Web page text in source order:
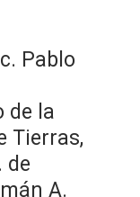
Pablo
de la
Tierras,
de
A.